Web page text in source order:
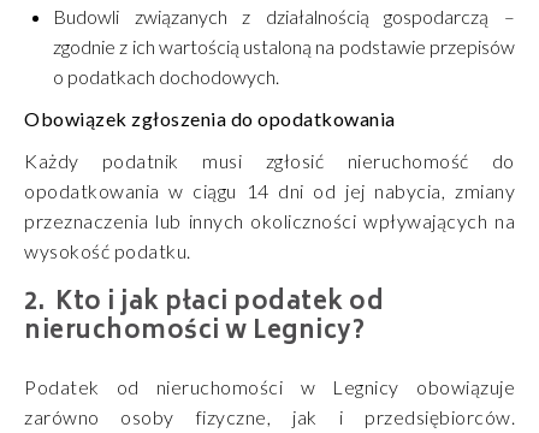
Budowli związanych z działalnością gospodarczą –
zgodnie z ich wartością ustaloną na podstawie przepisów
o podatkach dochodowych.
Obowiązek zgłoszenia do opodatkowania
Każdy podatnik musi zgłosić nieruchomość do
opodatkowania w ciągu 14 dni od jej nabycia, zmiany
przeznaczenia lub innych okoliczności wpływających na
wysokość podatku.
Kto i jak płaci podatek od
nieruchomości w Legnicy?
Podatek od nieruchomości w Legnicy obowiązuje
zarówno osoby fizyczne, jak i przedsiębiorców.